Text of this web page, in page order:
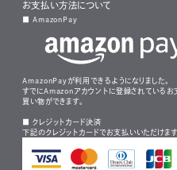
お支払い方法について
■ AmazonPay
AmazonPayが利用できるようになりました。
すでにAmazonアカウントに登録されている
買い物ができます。
■ クレジットカード決済
下記のクレジットカードでお支払いいただけます